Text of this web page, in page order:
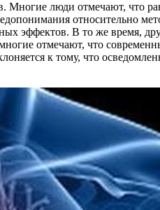
люди отмечают, что
относительно
эффектов. В то же время,
отмечают, что
к тому, что